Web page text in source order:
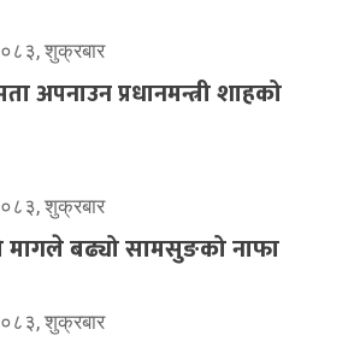
शुक्रबार
अपनाउन प्रधानमन्त्री शाहको
शुक्रबार
बढ्यो सामसुङको नाफा
शुक्रबार